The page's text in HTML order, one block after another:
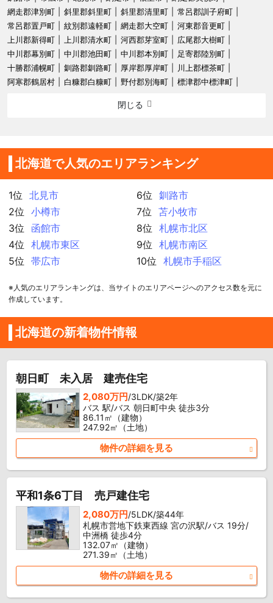
網走郡津別町
斜里郡斜里町 斜里郡清里町
常呂郡訓子府町
常呂郡置戸町
紋別郡遠軽町 網走郡大空町
河東郡音更町
上川郡新得町
上川郡清水町 河西郡芽室町
広尾郡大樹町
中川郡幕別町
中川郡池田町 中川郡本別町
足寄郡陸別町
十勝郡浦幌町
釧路郡釧路町 厚岸郡厚岸町
川上郡標茶町
阿寒郡鶴居村
白糠郡白糠町 野付郡別海町 標津郡中標津町
閉じる
北海道で人気のエリアランキング
1位
北見市
2位
小樽市
3位
函館市
4位
札幌市東区
5位
帯広市
6位
釧路市
7位
苫小牧市
8位
札幌市北区
9位
札幌市南区
10位
札幌市手稲区
※人気のエリアランキングは、当サイトのエリアページへのアクセス数を元に
作成しています。
北海道の新着物件情報
朝日町 未入居 建売住宅
2,080万円/3LDK/築2年
バス 駅/バス 朝日町中央 徒歩3分
86.11㎡（建物）
247.92㎡（土地）
物件の詳細を見る
平和1条6丁目 売戸建住宅
2,080万円/5LDK/築44年
札幌市営地下鉄東西線 宮の沢駅/バス 19分/
中洲橋 徒歩4分
132.07㎡（建物）
271.39㎡（土地）
物件の詳細を見る